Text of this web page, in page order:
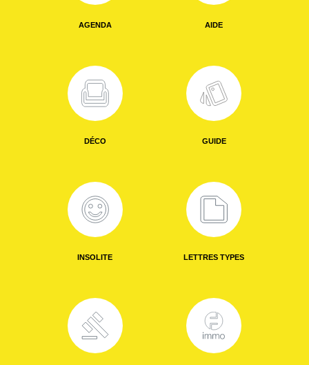
AGENDA AIDE
DÉCO GUIDE
INSOLITE LETTRES TYPES